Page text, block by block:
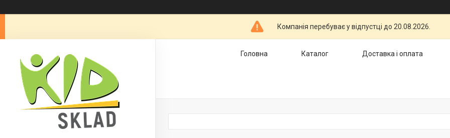
Компанія перебуває у відпустці до 20.08.2026.
Головна Каталог Доставка і оплата